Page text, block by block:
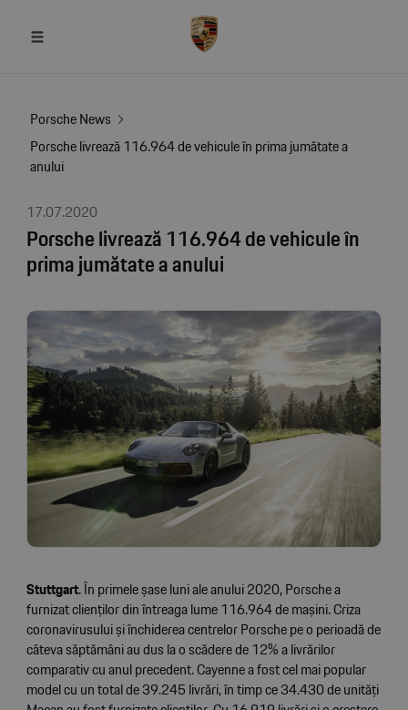
Porsche News
Porsche livrează 116.964 de vehicule în prima jumătate a
anului
17.07.2020
Porsche livrează 116.964 de vehicule în
prima jumătate a anului
Stuttgart. În primele șase luni ale anului 2020, Porsche a
furnizat clienților din întreaga lume 116.964 de mașini. Criza
coronavirusului și închiderea centrelor Porsche pe o perioadă de
câteva săptămâni au dus la o scădere de 12% a livrărilor
comparativ cu anul precedent. Cayenne a fost cel mai popular
model cu un total de 39.245 livrări, în timp ce 34.430 de unități